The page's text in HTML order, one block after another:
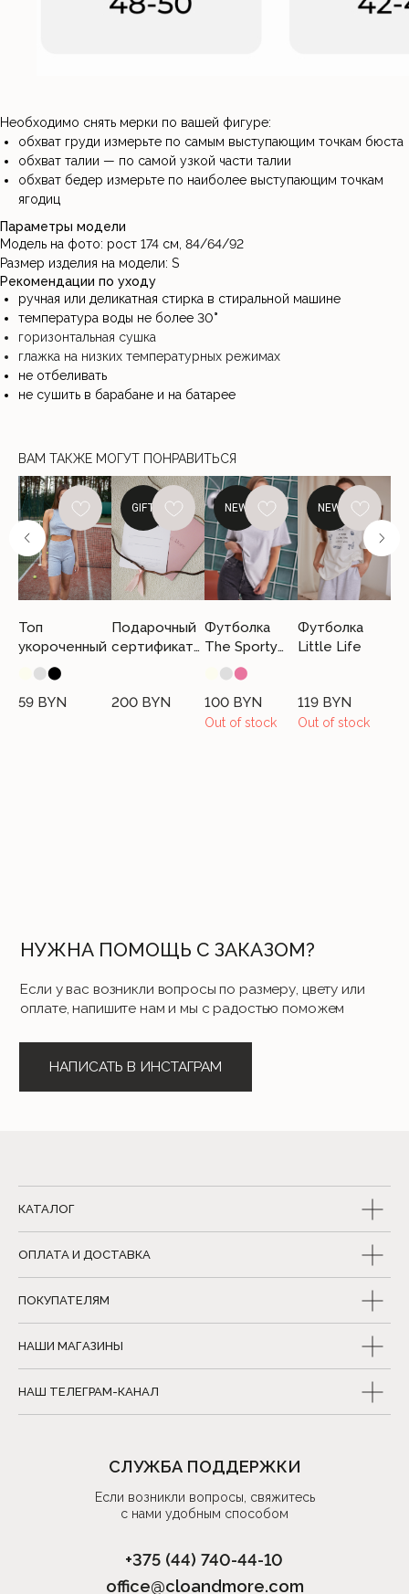
Необходимо снять мерки по вашей фигуре:
обхват груди измерьте по самым выступающим точкам бюста
обхват талии — по самой узкой части талии
обхват бедер измерьте по наиболее выступающим точкам
ягодиц
Параметры модели
Модель на фото: рост 174 см, 84/64/92
Размер изделия на модели: S
Рекомендации по уходу
ручная или деликатная стирка в стиральной машине
температура воды не более 30°
горизонтальная сушка
глажка на низких температурных режимах
не отбеливать
не сушить в барабане и на батарее
ВАМ ТАКЖЕ МОГУТ ПОНРАВИТЬСЯ
Топ
укороченный
⬤⬤
59 BYN
GIFT
Подарочный
сертификат
200 BYN
NEW
Футболка
The Sporty
Club
⬤⬤
100 BYN
Out of stock
NEW
Футболка
Little Life
119 BYN
Out of stock
Если у вас возникли вопросы по размеру, цвету или
оплате, напишите нам и мы с радостью поможем
НУЖНА ПОМОЩЬ С ЗАКАЗОМ?
НАПИСАТЬ В ИНСТАГРАМ
КАТАЛОГ
ОПЛАТА И ДОСТАВКА
ПОКУПАТЕЛЯМ
НАШИ МАГАЗИНЫ
НАШ ТЕЛЕГРАМ-КАНАЛ
СЛУЖБА ПОДДЕРЖКИ
+375 (44) 740-44-10
Разработка сайта I.T.
Если возникли вопросы, свяжитесь
с нами удобным способом
© 2023. Все права защищены
office@cloandmore.com